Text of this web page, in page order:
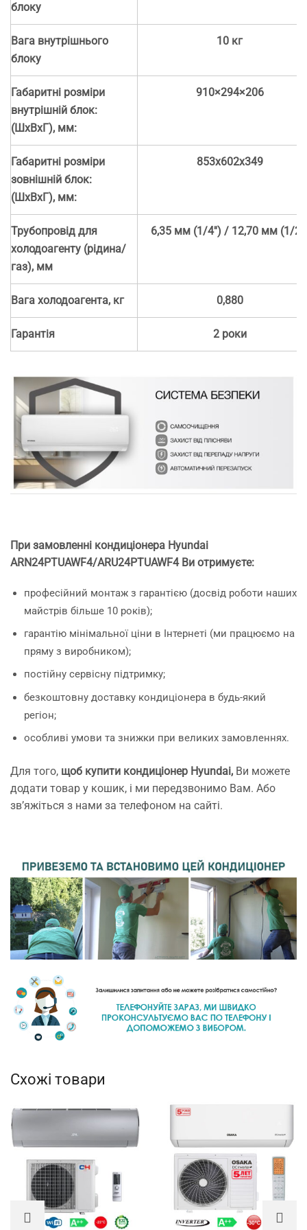
блоку
Вага внутрішнього
блоку
10 кг
Габаритні розміри
внутрішній блок:
(ШхВхГ), мм:
910×294×206
Габаритні розміри
зовнішній блок:
(ШхВхГ), мм:
853х602х349
Трубопровід для
холодоагенту​ (рідина/
газ), мм
6,35 мм (1/4'') / 12,70 мм (1/
Вага холодоагента, кг 0,880
Гарантія 2 роки
При замовленні кондиціонера Hyundai
ARN24PTUAWF4/ARU24PTUAWF4Ви отримуєте:
професійний монтаж з гарантією (досвід роботи наших
майстрів більше 10 років);
гарантію мінімальної ціни в Інтернеті (ми працюємо на
пряму з виробником);
постійну сервісну підтримку;
безкоштовну доставку кондиціонера в будь-який
регіон;
особливі умови та знижки при великих замовленнях.
Для того, щоб купити кондиціонер Hyundai, Ви можете
додати товар у кошик, і ми передзвонимо Вам. Або
зв’яжіться з нами за телефоном на сайті.
Схожі товари